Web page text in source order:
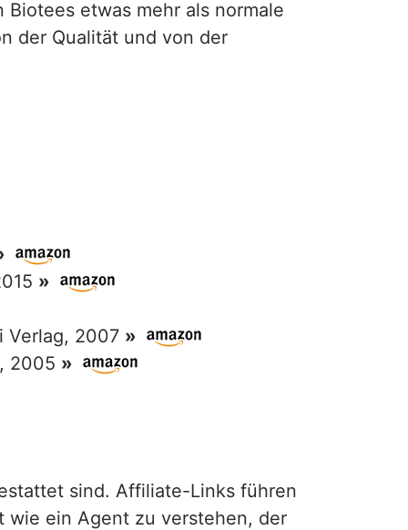
etwas mehr als normale
der Qualität und von der
»
Verlag, 2007 »
2005 »
sind. Affiliate-Links führen
wie ein Agent zu verstehen, der